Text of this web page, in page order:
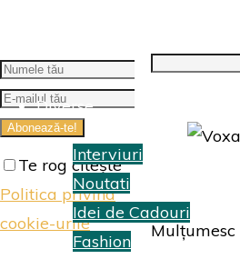
Diverse
Interviuri
Noutati
Idei de Cadouri
Fashion
Te rog citește
Politica privind
cookie-urile
Search